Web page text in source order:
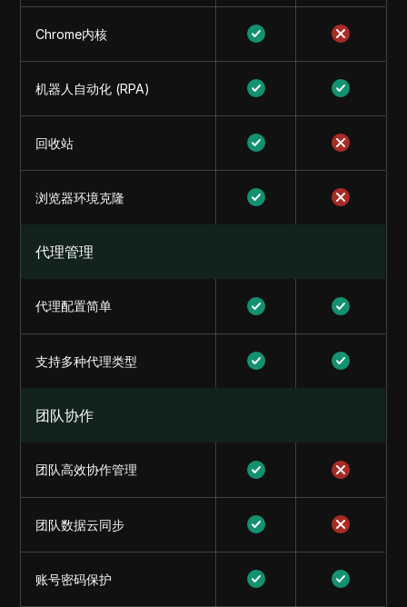
Chrome内核
机器人自动化 (RPA)
回收站
浏览器环境克隆
代理管理
代理配置简单
支持多种代理类型
团队协作
团队高效协作管理
团队数据云同步
账号密码保护